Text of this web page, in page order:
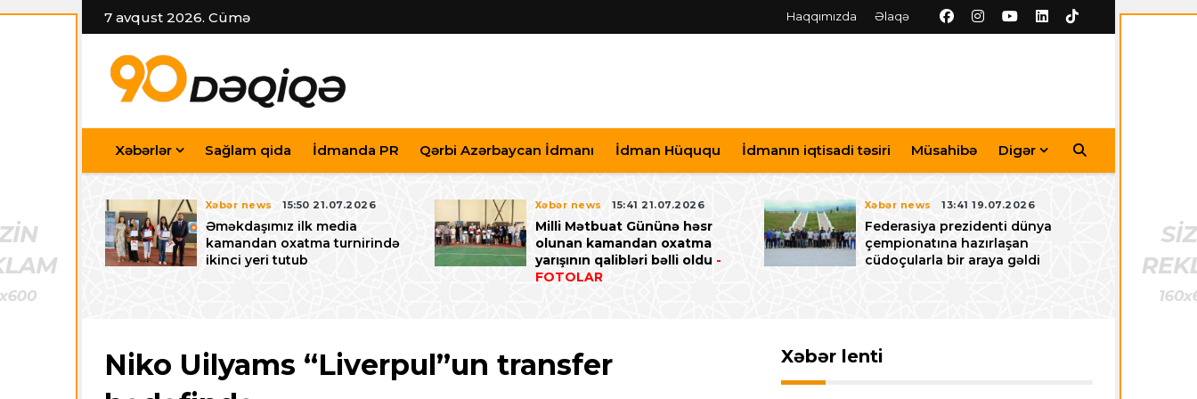
7 avqust 2026. Cümə Haqqımızda Əlaqə
Xəbərlər Sağlam qida İdmanda PR Qərbi Azərbaycan İdmanı İdman Hüququ İdmanın iqtisadi təsiri Müsahibə Digər
U-15
festivalı ilə
Xəbər news 15:50 21.07.2026
Əməkdaşımız ilk media
kamandan oxatma turnirində
ikinci yeri tutub
Xəbər news 15:41 21.07.2026
Milli Mətbuat Gününə həsr
olunan kamandan oxatma
yarışının qalibləri bəlli oldu -
FOTOLAR
Xəbər news 13:41 19.07.2026
Federasiya prezidenti dünya
çempionatına hazırlaşan
cüdoçularla bir araya gəldi
Niko Uilyams “Liverpul”un transfer
Xəbər lenti